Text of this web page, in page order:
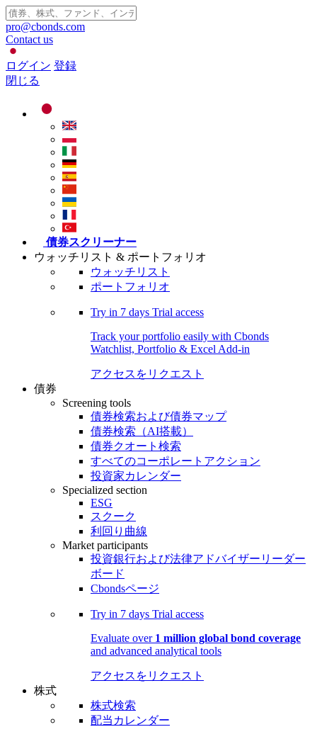
pro@cbonds.com
Contact us
ログイン 登録
閉じる
債券スクリーナー
ウォッチリスト & ポートフォリオ
ウォッチリスト
ポートフォリオ
Try in 7 days Trial access
Track your portfolio easily with Cbonds
Watchlist, Portfolio & Excel Add-in
アクセスをリクエスト
債券
Screening tools
債券検索および債券マップ
債券検索（AI搭載）
債券クオート検索
すべてのコーポレートアクション
投資家カレンダー
Specialized section
ESG
スクーク
利回り曲線
Market participants
投資銀行および法律アドバイザーリーダー
ボード
Cbondsページ
Try in 7 days Trial access
Evaluate over 1 million global bond coverage
and advanced analytical tools
アクセスをリクエスト
株式
株式検索
配当カレンダー